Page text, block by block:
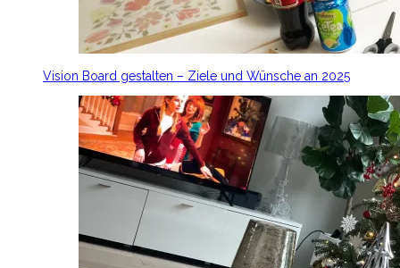
Vision Board gestalten – Ziele und Wünsche an 2025